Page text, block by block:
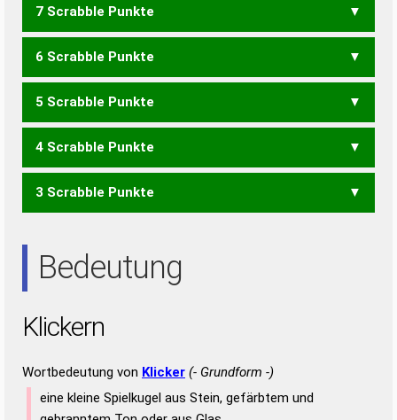
KEIL KERL KIEL KILN
KIRNE RINKE
7 Scrabble Punkte
LEK ERIC KEIN KIEN
6 Scrabble Punkte
CER ICE KEN KIN KIR
5 Scrabble Punkte
ILER LEIN LERN LIEN
4 Scrabble Punkte
EIL LEI IREN REIN
3 Scrabble Punkte
Bedeutung
Klickern
Wortbedeutung von Klicker (- Grundform -)
eine kleine Spielkugel aus Stein, gefärbtem und